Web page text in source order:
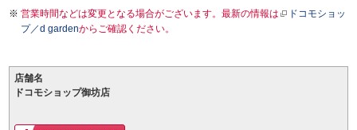
営業時間などは変更となる場合がございます。最新の情報は
ドコモショッ
プ／d gardenからご確認ください。
店舗名
ドコモショップ御坊店